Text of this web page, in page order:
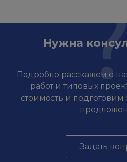
Нужна
Подробно расскажем о
работ и типовых
стоимость и
Задать